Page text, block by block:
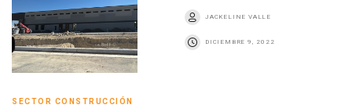
JACKELINE VALLE
DICIEMBRE 9, 2022
SECTOR CONSTRUCCIÓN